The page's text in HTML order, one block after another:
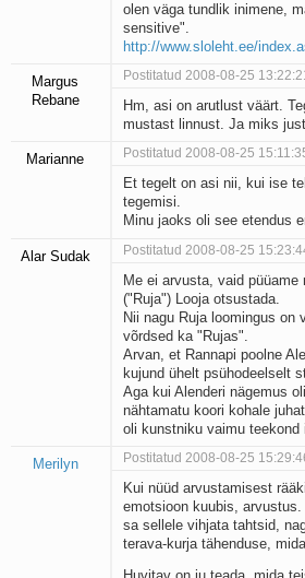
olen väga tundlik inimene,
sensitive".
http://www.sloleht.ee/
Margus
Rebane
Postitatud 2008-08-25
Hm, asi on arutlust väärt.
mustast linnust. Ja miks
Marianne Postitatud 2008-08-25
Et tegelt on asi nii, kui ise
tegemisi.
Minu jaoks oli see etendus
Alar Sudak Postitatud 2008-08-25
Me ei arvusta, vaid
("Ruja") Looja otsustada.
Nii nagu Ruja loomingus on
võrdsed ka "Rujas".
Arvan, et Rannapi poolne
kujund ühelt psühodeelselt
Aga kui Alenderi nägemus
nähtamatu koori kohale
oli kunstniku vaimu teekond
Merilyn Postitatud 2008-08-25
Kui nüüd arvustamisest
emotsioon kuubis,
sa sellele vihjata tahtsid,
terava-kurja tähenduse,